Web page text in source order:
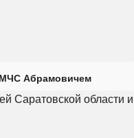
МЧС Абрамовичем